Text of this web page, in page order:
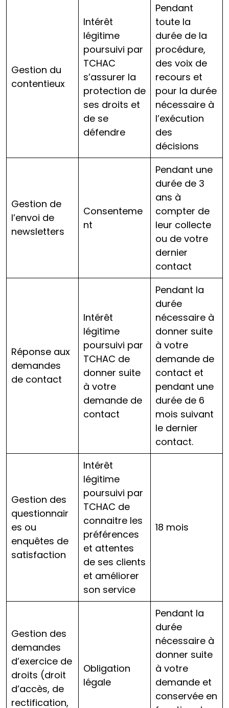
Gestion du
contentieux
Intérêt
légitime
poursuivi par
TCHAC
s’assurer la
protection de
ses droits et
de se
défendre
Pendant
toute la
durée de la
procédure,
des voix de
recours et
pour la durée
nécessaire à
l’exécution
des
décisions
Gestion de
l’envoi de
newsletters
Consenteme
nt
Pendant une
durée de 3
ans à
compter de
leur collecte
ou de votre
dernier
contact
Réponse aux
demandes
de contact
Intérêt
légitime
poursuivi par
TCHAC de
donner suite
à votre
demande de
contact
Pendant la
durée
nécessaire à
donner suite
à votre
demande de
contact et
pendant une
durée de 6
mois suivant
le dernier
contact.
Gestion des
questionnair
es ou
enquêtes de
satisfaction
Intérêt
légitime
poursuivi par
TCHAC de
connaitre les
préférences
et attentes
de ses clients
et améliorer
son service
18 mois
Gestion des
demandes
d’exercice de
droits (droit
d’accès, de
rectification,
Obligation
légale
Pendant la
durée
nécessaire à
donner suite
à votre
demande et
conservée en